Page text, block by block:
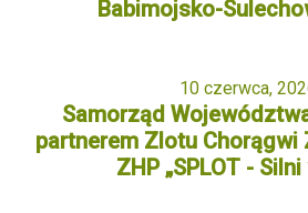
Babimojsko-
10 czerwca,
Samorząd
partnerem Zlotu Chorągwi
ZHP „SPLOT -